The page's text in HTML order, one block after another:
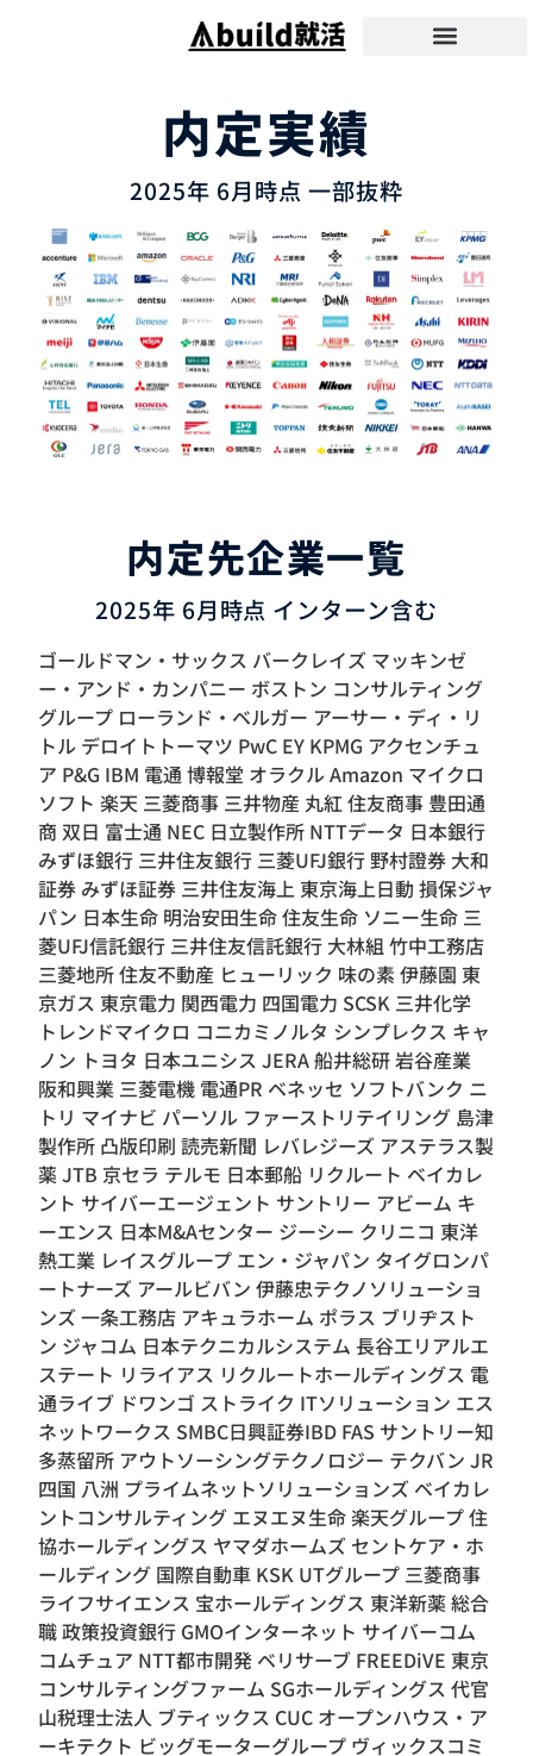
内定実績
2025年 6月時点 一部抜粋
内定先企業一覧
2025年 6月時点 インターン含む
ゴールドマン・サックス バークレイズ マッキンゼ
ー・アンド・カンパニー ボストン コンサルティング
グループ ローランド・ベルガー アーサー・ディ・リ
トル デロイトトーマツ PwC EY KPMG アクセンチュ
ア P&G IBM 電通 博報堂 オラクル Amazon マイクロ
ソフト 楽天 三菱商事 三井物産 丸紅 住友商事 豊田通
商 双日 富士通 NEC 日立製作所 NTTデータ 日本銀行
みずほ銀行 三井住友銀行 三菱UFJ銀行 野村證券 大和
証券 みずほ証券 三井住友海上 東京海上日動 損保ジャ
パン 日本生命 明治安田生命 住友生命 ソニー生命 三
菱UFJ信託銀行 三井住友信託銀行 大林組 竹中工務店
三菱地所 住友不動産 ヒューリック 味の素 伊藤園 東
京ガス 東京電力 関西電力 四国電力 SCSK 三井化学
トレンドマイクロ コニカミノルタ シンプレクス キャ
ノン トヨタ 日本ユニシス JERA 船井総研 岩谷産業
阪和興業 三菱電機 電通PR ベネッセ ソフトバンク ニ
トリ マイナビ パーソル ファーストリテイリング 島津
製作所 凸版印刷 読売新聞 レバレジーズ アステラス製
薬 JTB 京セラ テルモ 日本郵船 リクルート ベイカレ
ント サイバーエージェント サントリー アビーム キ
ーエンス 日本M&Aセンター ジーシー クリニコ 東洋
熱工業 レイスグループ エン・ジャパン タイグロンパ
ートナーズ アールビバン 伊藤忠テクノソリューショ
ンズ 一条工務店 アキュラホーム ポラス ブリヂスト
ン ジャコム 日本テクニカルシステム 長谷工リアルエ
ステート リライアス リクルートホールディングス 電
通ライブ ドワンゴ ストライク ITソリューション エス
ネットワークス SMBC日興証券IBD FAS サントリー知
多蒸留所 アウトソーシングテクノロジー テクバン JR
四国 八洲 プライムネットソリューションズ ベイカレ
ントコンサルティング エヌエヌ生命 楽天グループ 住
協ホールディングス ヤマダホームズ セントケア・ホ
ールディング 国際自動車 KSK UTグループ 三菱商事
ライフサイエンス 宝ホールディングス 東洋新薬 総合
職 政策投資銀行 GMOインターネット サイバーコム
コムチュア NTT都市開発 ベリサーブ FREEDiVE 東京
コンサルティングファーム SGホールディングス 代官
山税理士法人 ブティックス CUC オープンハウス・ア
ーキテクト ビッグモーターグループ ヴィックスコミ